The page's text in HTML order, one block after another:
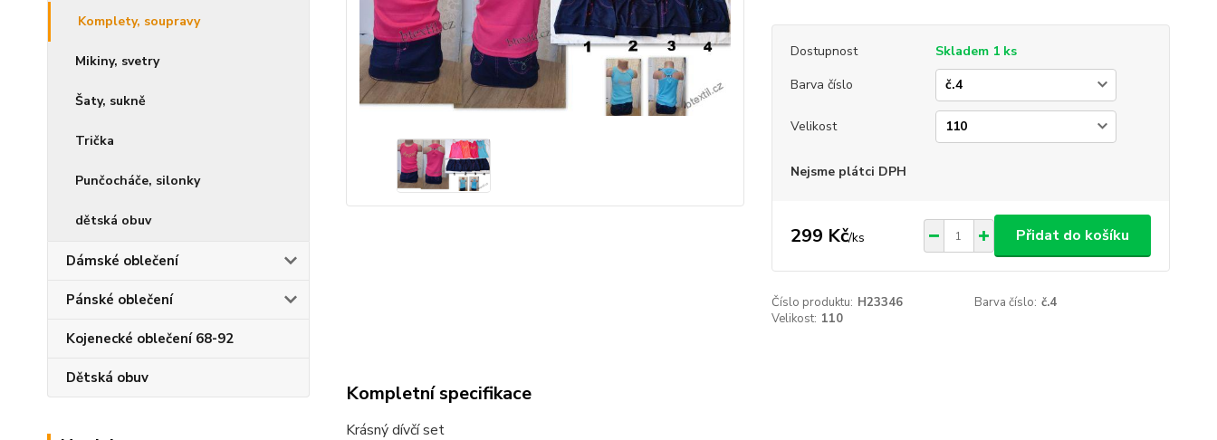
Komplety, soupravy
Mikiny, svetry
Šaty, sukně
Trička
Punčocháče, silonky
dětská obuv
Dámské oblečení
Pánské oblečení
Kojenecké oblečení 68-92
Dětská obuv
Dostupnost
Skladem 1 ks
Barva číslo
Velikost
Nejsme plátci DPH
299 Kč/ks Přidat do košíku
Číslo produktu: H23346 Barva číslo: č.4
Velikost: 110
Kompletní specifikace
Krásný dívčí set